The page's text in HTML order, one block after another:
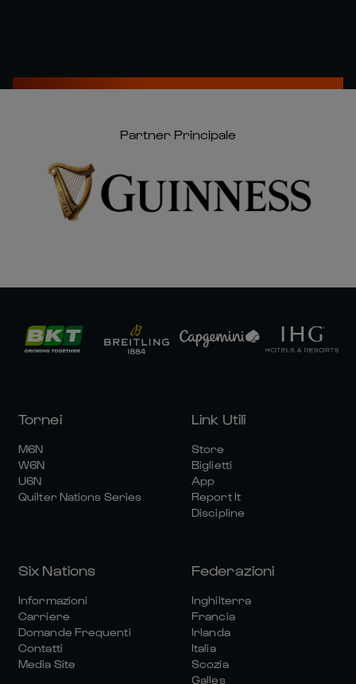
Partner Principale
Tornei
M6N
W6N
U6N
Quilter Nations Series
Link Utili
Store
Biglietti
App
Report It
Discipline
Six Nations
Informazioni
Carriere
Domande Frequenti
Contatti
Media Site
Federazioni
Inghilterra
Francia
Irlanda
Italia
Scozia
Galles